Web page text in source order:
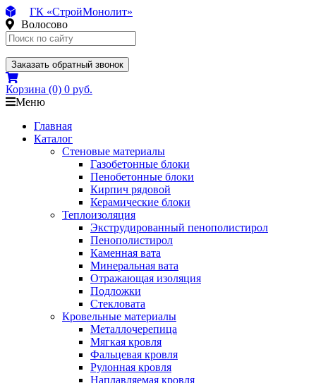
ГК «СтройМонолит»
Волосово
Заказать обратный звонок
Корзина (0) 0 руб.
Меню
Главная
Каталог
Стеновые материалы
Газобетонные блоки
Пенобетонные блоки
Кирпич рядовой
Керамические блоки
Теплоизоляция
Экструдированный пенополистирол
Пенополистирол
Каменная вата
Минеральная вата
Отражающая изоляция
Подложки
Стекловата
Кровельные материалы
Металлочерепица
Мягкая кровля
Фальцевая кровля
Рулонная кровля
Наплавляемая кровля